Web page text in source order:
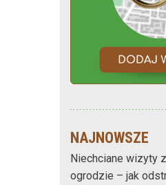
NAJNOWSZE
Niechciane wizyty
ogrodzie – jak